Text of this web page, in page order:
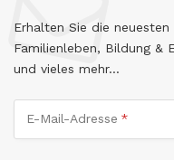
Erhalten Sie die
Familienleben, Bildung &
und vieles mehr...
E-Mail-Adresse